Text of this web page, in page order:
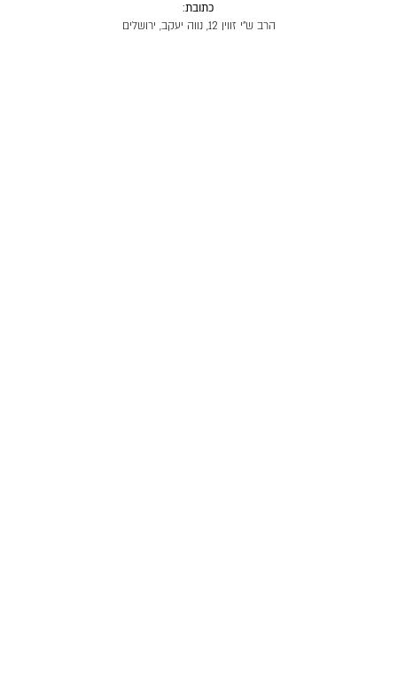
כתובת:
הרב ש"י זווין 12, נווה יעקב, ירושלים